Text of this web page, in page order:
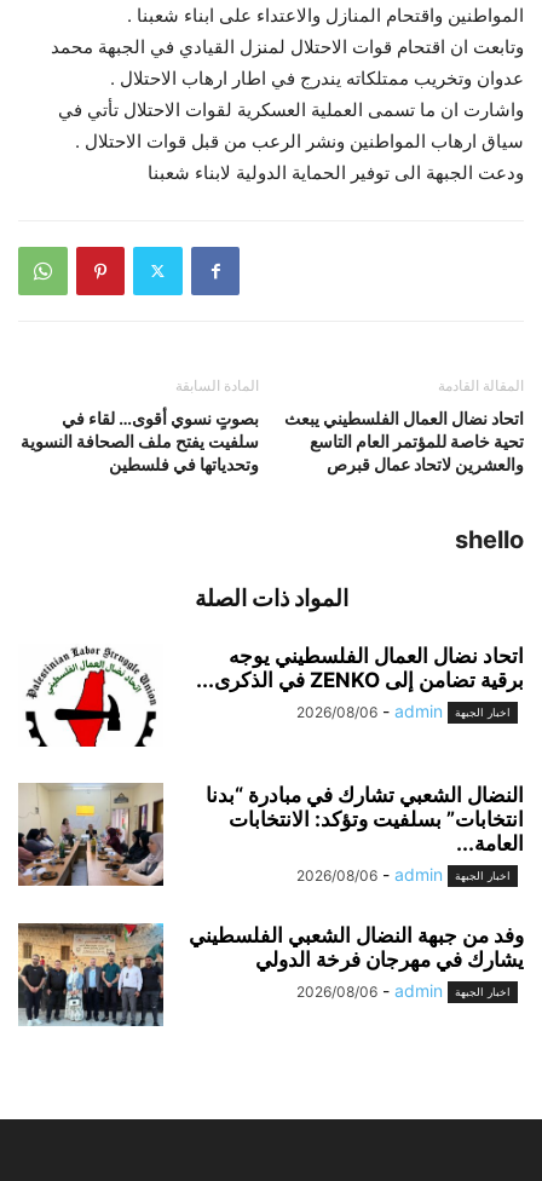
المواطنين واقتحام المنازل والاعتداء على ابناء شعبنا .
وتابعت ان اقتحام قوات الاحتلال لمنزل القيادي في الجبهة محمد
عدوان وتخريب ممتلكاته يندرج في اطار ارهاب الاحتلال .
واشارت ان ما تسمى العملية العسكرية لقوات الاحتلال تأتي في
سياق ارهاب المواطنين ونشر الرعب من قبل قوات الاحتلال .
ودعت الجبهة الى توفير الحماية الدولية لابناء شعبنا
المادة السابقة
بصوتٍ نسوي أقوى… لقاء في
سلفيت يفتح ملف الصحافة النسوية
وتحدياتها في فلسطين
المقالة القادمة
اتحاد نضال العمال الفلسطيني يبعث
تحية خاصة للمؤتمر العام التاسع
والعشرين لاتحاد عمال قبرص
shello
المواد ذات الصلة
اتحاد نضال العمال الفلسطيني يوجه
برقية تضامن إلى ZENKO في الذكرى...
اخبار الجبهة admin
-
2026/08/06
النضال الشعبي تشارك في مبادرة “بدنا
انتخابات” بسلفيت وتؤكد: الانتخابات
العامة...
اخبار الجبهة admin
-
2026/08/06
وفد من جبهة النضال الشعبي الفلسطيني
يشارك في مهرجان فرخة الدولي
اخبار الجبهة admin
-
2026/08/06